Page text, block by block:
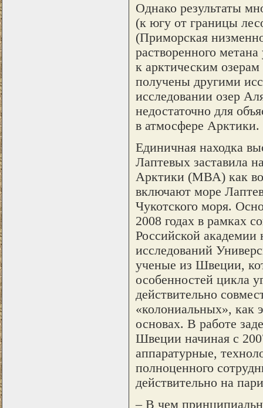
Однако результаты
(к югу от границы
(Приморская
растворенного
к арктическим
получены другими
исследовании озер
недостаточно для
в атмосфере Арктики.
Единичная находка
Лаптевых заставила
Арктики (МВА) как
включают море
Чукотского моря.
2008 годах в рамках
Российской
исследований
ученые из Швеции,
особенностей цикла
действительно
«колониальных», как
основах. В работе
Швеции начиная с
аппаратурные,
полноценного
действительно на
– В чем